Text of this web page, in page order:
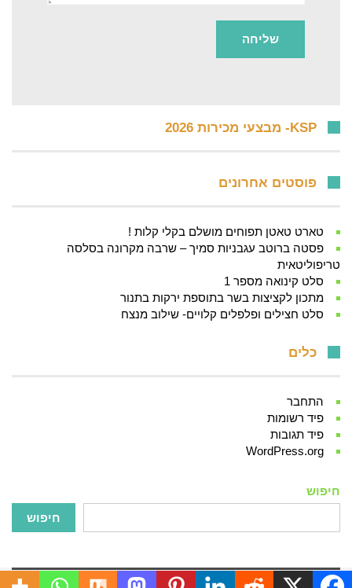
KSP- מבצעי מכירות 2026
פוסטים אחרונים
טארט טאטן תפוחים מושלם בקלי קלות !
פסטה ברוטב עגבניות סמיך – שרבה מקרונה בסלסה
טריפוליטאית
סלט קינואה מספר 1
מתכון לקציצות בשר בתוספת ירקות בתנור
סלט חצילים ופלפלים קלויים- שילוב מנצח
כלים
התחבר
פיד רשומות
פיד תגובות
WordPress.org
חיפוש
חיפוש
2016 © כל הזכויות שמורות ל- MINEIMEZONOT.COM